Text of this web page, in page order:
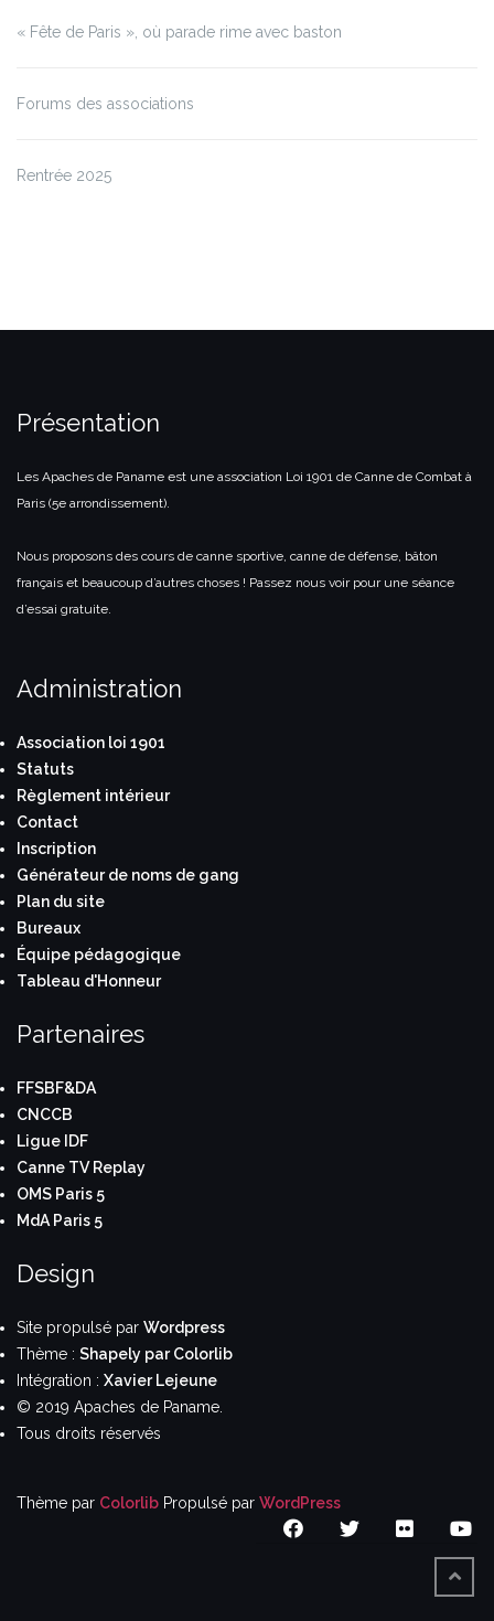
« Fête de Paris », où parade rime avec baston
Forums des associations
Rentrée 2025
Présentation
Les Apaches de Paname est une association Loi 1901 de Canne de Combat à
Paris (5e arrondissement).
Nous proposons des cours de canne sportive, canne de défense, bâton
français et beaucoup d’autres choses ! Passez nous voir pour une séance
d’essai gratuite.
Administration
Association loi 1901
Statuts
Règlement intérieur
Contact
Inscription
Générateur de noms de gang
Plan du site
Bureaux
Équipe pédagogique
Tableau d'Honneur
Partenaires
FFSBF&DA
CNCCB
Ligue IDF
Canne TV Replay
OMS Paris 5
MdA Paris 5
Design
Site propulsé par Wordpress
Thème : Shapely par Colorlib
Intégration : Xavier Lejeune
© 2019 Apaches de Paname.
Tous droits réservés
Thème par Colorlib Propulsé par WordPress